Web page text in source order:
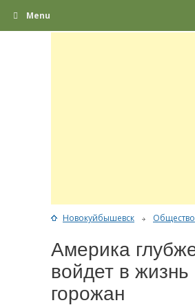
Menu
Новокуйбышевск Общество
Америка
войдет в жизнь
горожан